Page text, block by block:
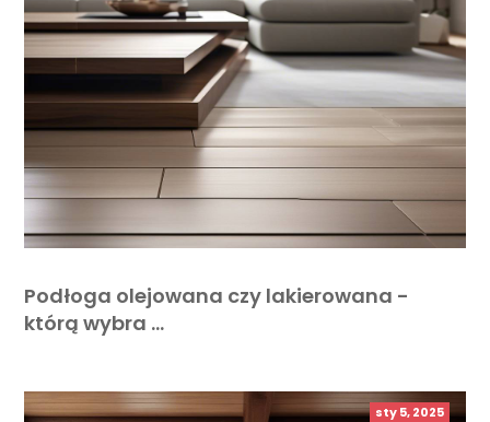
Podłoga olejowana czy lakierowana -
którą wybra …
sty 5, 2025